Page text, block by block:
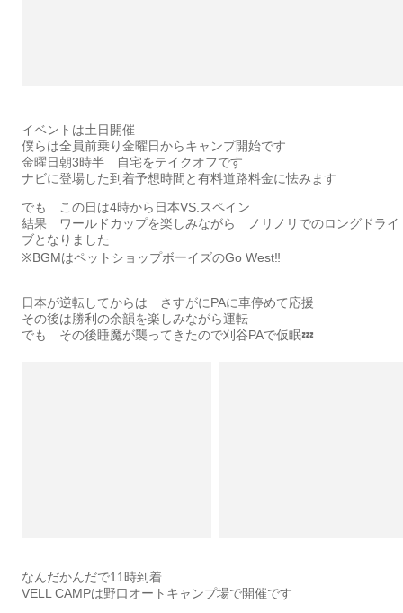
イベントは土日開催
僕らは全員前乗り金曜日からキャンプ開始です
金曜日朝3時半 自宅をテイクオフです
ナビに登場した到着予想時間と有料道路料金に怯みます
でも この日は4時から日本VS.スペイン
結果 ワールドカップを楽しみながら ノリノリでのロングドライ
ブとなりました
※BGMはペットショップボーイズのGo West‼️
日本が逆転してからは さすがにPAに車停めて応援
その後は勝利の余韻を楽しみながら運転
でも その後睡魔が襲ってきたので刈谷PAで仮眠💤
なんだかんだで11時到着
VELL CAMPは野口オートキャンプ場で開催です